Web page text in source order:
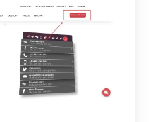
también ofrecen un
Esto
para las
quieran dar